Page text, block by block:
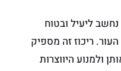
נחשב ליעיל ובטוח
העור. ריכוז זה מספיק
ולמנוע היווצרות